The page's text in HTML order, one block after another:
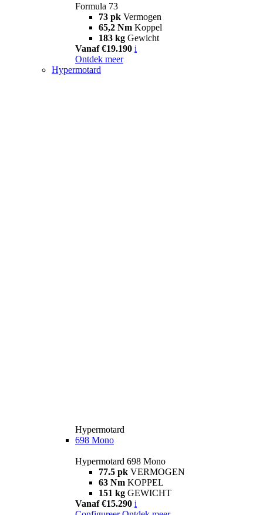
Formula 73
73 pk Vermogen
65,2 Nm Koppel
183 kg Gewicht
Vanaf €19.190 i
Ontdek meer
Hypermotard
Hypermotard
698 Mono
Hypermotard 698 Mono
77.5 pk VERMOGEN
63 Nm KOPPEL
151 kg GEWICHT
Vanaf €15.290 i